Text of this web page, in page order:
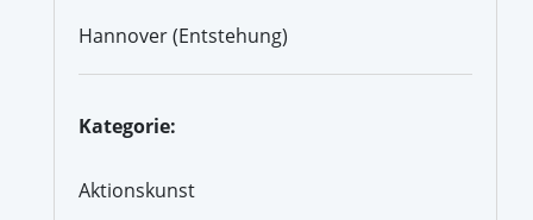
Hannover (Entstehung)
Kategorie:
Aktionskunst